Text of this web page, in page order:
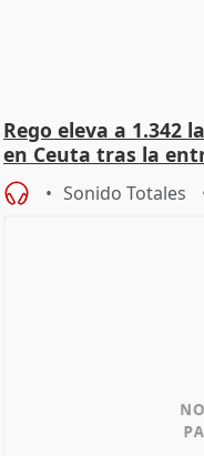
Rego eleva a 1.342
en Ceuta tras la
Sonido Totales